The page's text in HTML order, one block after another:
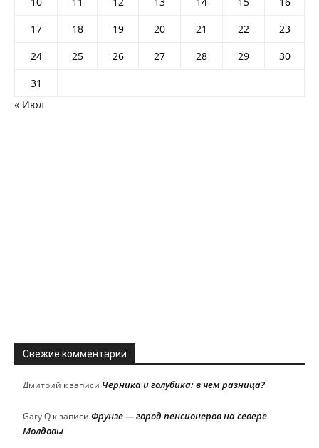
17
18 19 20 21 22
23
24
25 26 27 28 29
30
31
« Июл
Свежие комментарии
Дмитрий к записи Черника и голубика: в чем разница?
Gary Q к записи Фрунзе — город пенсионеров на севере
Молдовы